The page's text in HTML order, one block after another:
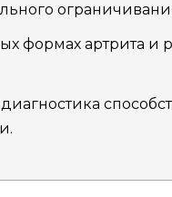
формах артрита и